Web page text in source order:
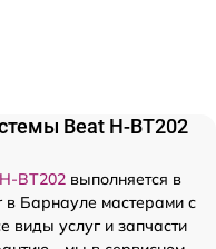
Beat H-BT202
BT202 выполняется в
Барнауле мастерами с
виды услуг и запчасти